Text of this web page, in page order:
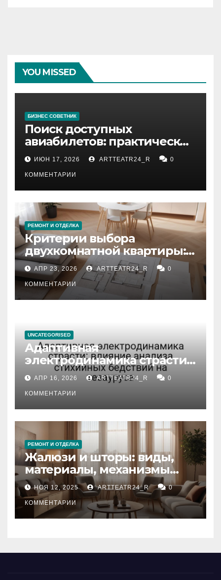
YOU MISSED
БИЗНЕС СОВЕТНИК
Поиск доступных
авиабилетов: практические
рекомендации
ИЮН 17, 2026 ARTTEATR24_R 0
КОММЕНТАРИИ
РЕМОНТ И ОТДЕЛКА
Критерии выбора
двухкомнатной квартиры:
планировка, площадь,
состояние и документация
АПР 23, 2026 ARTTEATR24_R 0
КОММЕНТАРИИ
UNCATEGORISED
Адаптивная
электродинамика страсти:
влияние анализа
стихийных бедствий на
тезауруса
АПР 16, 2026 ARTTEATR24_R 0
КОММЕНТАРИИ
РЕМОНТ И ОТДЕЛКА
Жалюзи и шторы: виды,
материалы, механизмы
управления и уход
НОЯ 12, 2025 ARTTEATR24_R 0
КОММЕНТАРИИ